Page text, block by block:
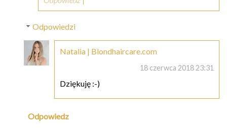
Odpowiedzi
Natalia | Blondhaircare.com
18 czerwca 2018 23:31
Dziękuję :-)
Odpowiedz